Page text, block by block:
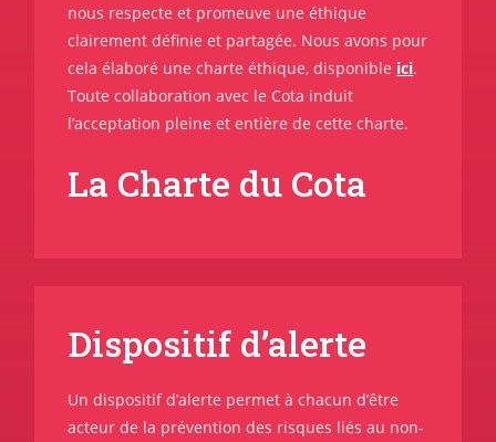
nous respecte et promeuve une éthique
clairement définie et partagée. Nous avons pour
cela élaboré une charte éthique, disponible ici.
Toute collaboration avec le Cota induit
l’acceptation pleine et entière de cette charte.
La Charte du Cota
Dispositif d’alerte
Un dispositif d’alerte permet à chacun d’être
acteur de la prévention des risques liés au non-